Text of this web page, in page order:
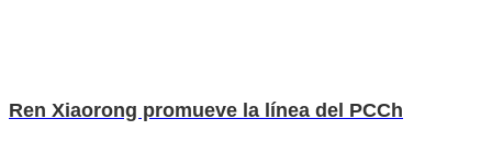
Ren Xiaorong promueve la línea del PCCh